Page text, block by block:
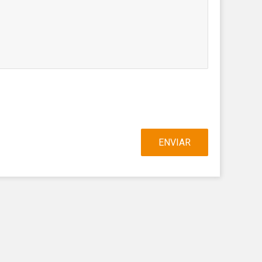
ENVIAR
web.